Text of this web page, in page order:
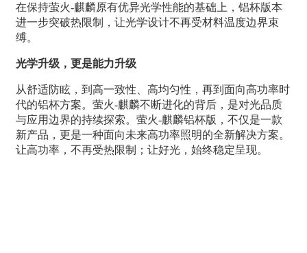
在保持萤火-麒麟原有优异光学性能的基础上，铝杯版本
进一步突破热限制，让光学设计不再受材料温度边界束
缚。
光学升级，更是能力升级
从舒适防眩，到高一致性、高均匀性，再到面向高功率时
代的铝杯方案。萤火-麒麟不断进化的背后，是对光品质
与应用边界的持续探索。萤火-麒麟铝杯版，不仅是一款
新产品，更是一种面向未来高功率照明的全新解决方案。
让高功率，不再受热限制；让好光，始终稳定呈现。